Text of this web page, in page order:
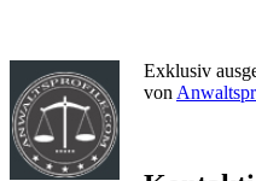
Exklusiv
von